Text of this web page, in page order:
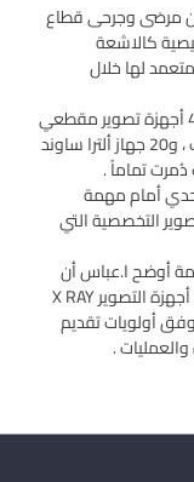
ان مرضى وجرحى قطاع
كالاشعة
لها خلال
وأضاف ا.عباس أن 4 أجهزة رنين مغناطيسي ، و4 أجهزة تصوير مقطعي
، و 16 جهاز أشعة ثابت ، و 17 جهاز اشعة متحرك ، و20 جهاز ألترا ساوند
تماماً .
أمام مهمة
التخصصية التي
أوضح ا.عباس أن
الفرق الهندسية بالوزارة عمدت الى تحريك بعض أجهزة التصوير X RAY
أولويات تقديم
.